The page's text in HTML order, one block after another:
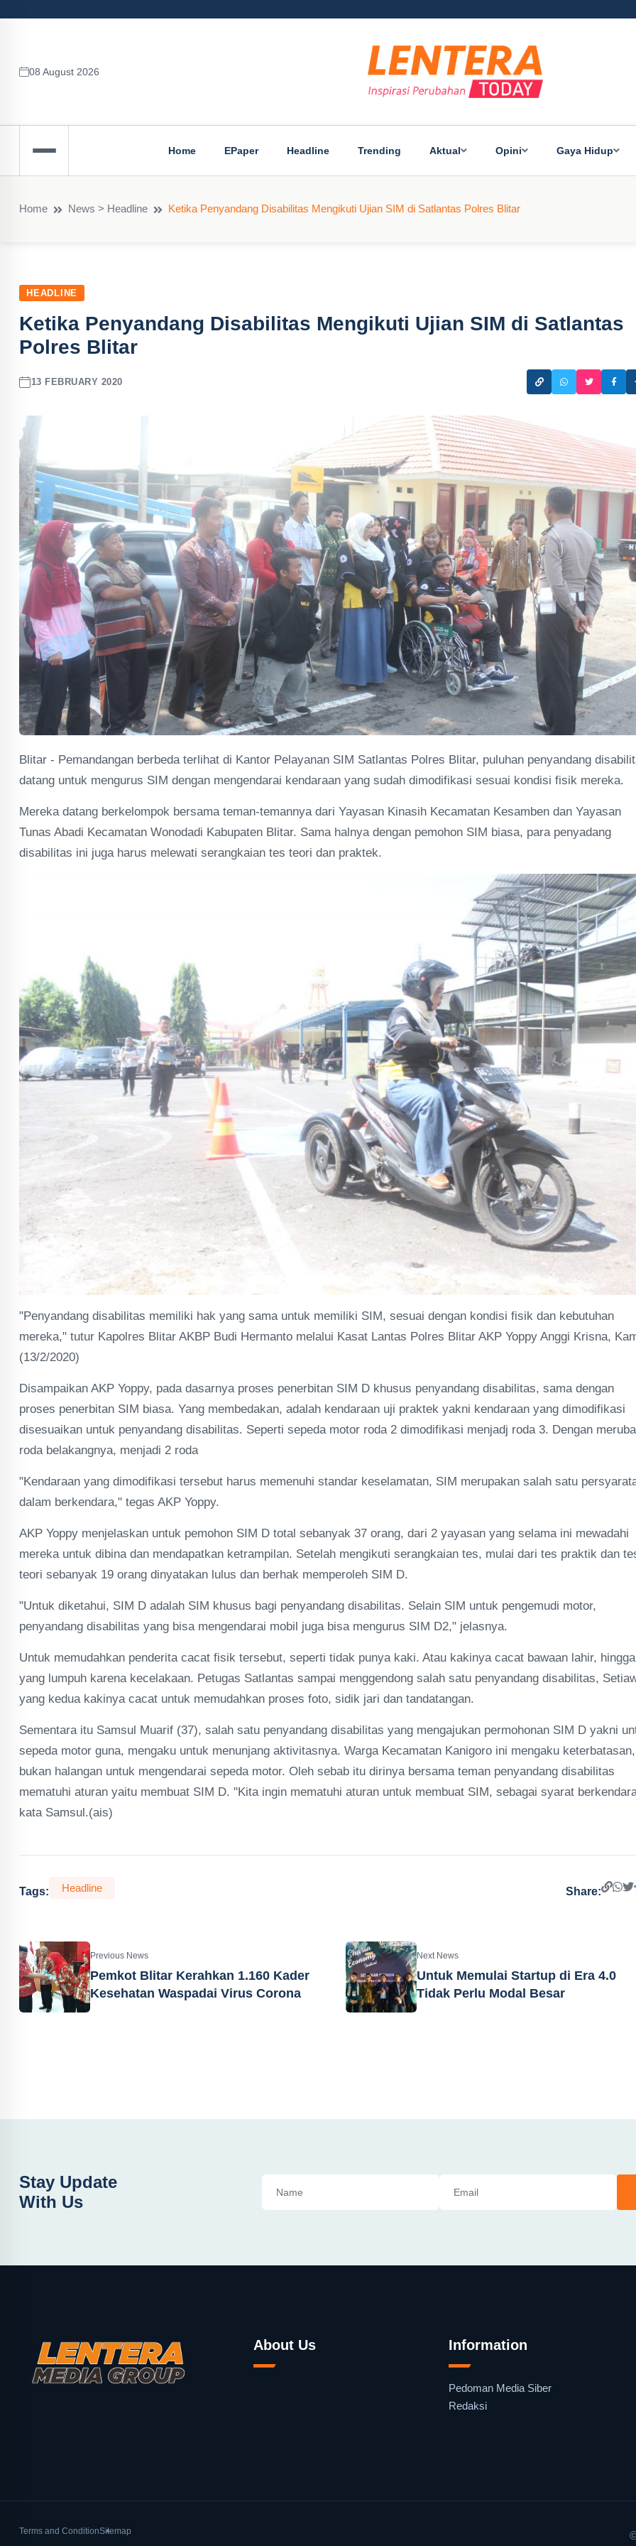
08 August 2026
Home EPaper Headline Trending Aktual Opini Gaya Hidup
Home News > Headline Ketika Penyandang Disabilitas Mengikuti Ujian SIM di Satlantas Polres Blitar
HEADLINE
Ketika Penyandang Disabilitas Mengikuti Ujian SIM di Satlantas
Polres Blitar
13 FEBRUARY 2020
Blitar - Pemandangan berbeda terlihat di Kantor Pelayanan SIM Satlantas Polres Blitar, puluhan penyandang
datang untuk mengurus SIM dengan mengendarai kendaraan yang sudah dimodifikasi sesuai kondisi fisik mereka.
Mereka datang berkelompok bersama teman-temannya dari Yayasan Kinasih Kecamatan Kesamben dan Yayasan
Tunas Abadi Kecamatan Wonodadi Kabupaten Blitar. Sama halnya dengan pemohon SIM biasa, para penyadang
disabilitas ini juga harus melewati serangkaian tes teori dan praktek.
"Penyandang disabilitas memiliki hak yang sama untuk memiliki SIM, sesuai dengan kondisi fisik dan kebutuhan
mereka," tutur Kapolres Blitar AKBP Budi Hermanto melalui Kasat Lantas Polres Blitar AKP Yoppy Anggi Krisna,
(13/2/2020)
Disampaikan AKP Yoppy, pada dasarnya proses penerbitan SIM D khusus penyandang disabilitas, sama dengan
proses penerbitan SIM biasa. Yang membedakan, adalah kendaraan uji praktek yakni kendaraan yang dimodifikasi
disesuaikan untuk penyandang disabilitas. Seperti sepeda motor roda 2 dimodifikasi menjadj roda 3. Dengan
roda belakangnya, menjadi 2 roda
"Kendaraan yang dimodifikasi tersebut harus memenuhi standar keselamatan, SIM merupakan salah satu
dalam berkendara," tegas AKP Yoppy.
AKP Yoppy menjelaskan untuk pemohon SIM D total sebanyak 37 orang, dari 2 yayasan yang selama ini mewadahi
mereka untuk dibina dan mendapatkan ketrampilan. Setelah mengikuti serangkaian tes, mulai dari tes praktik dan
teori sebanyak 19 orang dinyatakan lulus dan berhak memperoleh SIM D.
"Untuk diketahui, SIM D adalah SIM khusus bagi penyandang disabilitas. Selain SIM untuk pengemudi motor,
penyandang disabilitas yang bisa mengendarai mobil juga bisa mengurus SIM D2," jelasnya.
Untuk memudahkan penderita cacat fisik tersebut, seperti tidak punya kaki. Atau kakinya cacat bawaan lahir, hingga
yang lumpuh karena kecelakaan. Petugas Satlantas sampai menggendong salah satu penyandang disabilitas,
yang kedua kakinya cacat untuk memudahkan proses foto, sidik jari dan tandatangan.
Sementara itu Samsul Muarif (37), salah satu penyandang disabilitas yang mengajukan permohonan SIM D yakni
sepeda motor guna, mengaku untuk menunjang aktivitasnya. Warga Kecamatan Kanigoro ini mengaku keterbatasan,
bukan halangan untuk mengendarai sepeda motor. Oleh sebab itu dirinya bersama teman penyandang disabilitas
mematuhi aturan yaitu membuat SIM D. "Kita ingin mematuhi aturan untuk membuat SIM, sebagai syarat
kata Samsul.(ais)
Tags: Headline Share:
Previous News
Pemkot Blitar Kerahkan 1.160 Kader
Kesehatan Waspadai Virus Corona
Next News
Untuk Memulai Startup di Era 4.0
Tidak Perlu Modal Besar
Stay Update
With Us
About Us Information
Pedoman Media Siber
Redaksi
Terms and ConditionSitemap